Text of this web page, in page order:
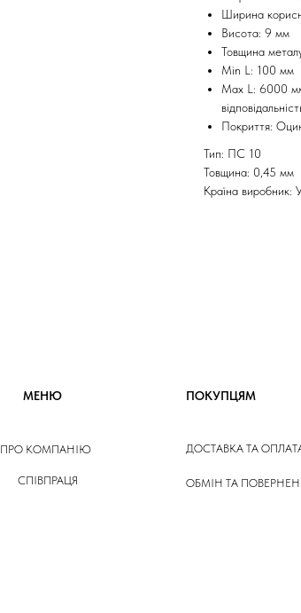
Ширина
Висота: 9 мм
Товщина
Min L: 100 мм
Max L: 6000
Покриття:
Тип: ПС 10
Товщина: 0,45 мм
Країна виробник:
ПРО КОМПАНІЮ
СПІВПРАЦЯ
ДОСТАВКА ТА
ОБМІН ТА
ПОКУПЦЯМ
МЕНЮ